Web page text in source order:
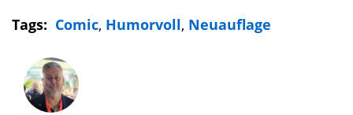
Tags: Comic, Humorvoll, Neuauflage